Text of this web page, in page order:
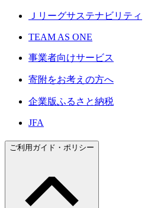
Ｊリーグサステナビリティ
TEAM AS ONE
事業者向けサービス
寄附をお考えの方へ
企業版ふるさと納税
JFA
ご利用ガイド・ポリシー